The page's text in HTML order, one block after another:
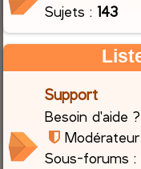
Sujets :143
Support
Besoin d'aide ?
Sous-forums :